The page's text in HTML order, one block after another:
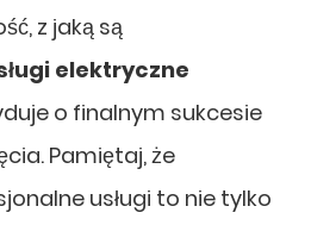
z jaką są
elektryczne
o finalnym sukcesie
Pamiętaj, że
usługi to nie tylko